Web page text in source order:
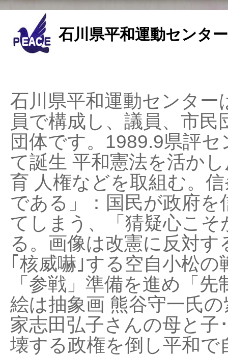
石川県平和運動センタ
石川県平和運動センタ
員で構成し、議員、市
団体です。1989.9県評
て誕生 平和憲法を活か
育 人権などを取組む。
である」：国民が政府
てしまう、「猜疑心こ
る。画像は改憲に反対
｢核威嚇｣する空自小松
「参戦」準備を進め「
絵は抽象画 熊谷守一氏
家志田弘子さんの母と子
壊する政権を倒し平和